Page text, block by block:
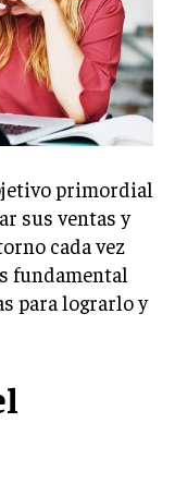
news from all
you get access
of the curve.
primordial
sus ventas y
cada vez
fundamental
para lograrlo y